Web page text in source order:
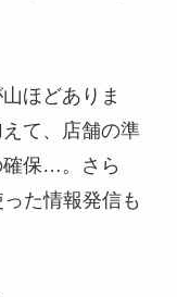
ほどありま
て、店舗の準
確保…。さら
た情報発信も